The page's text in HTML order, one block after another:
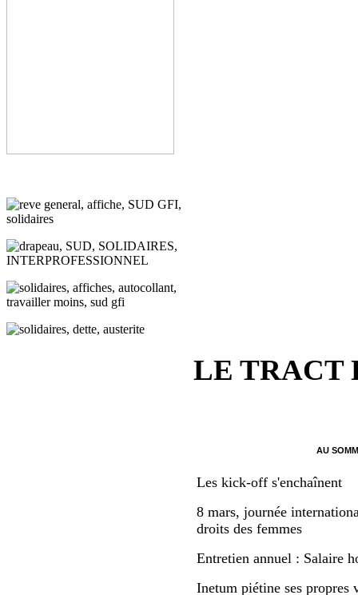
LE TRACT
AU
Les kick-off s'enchaînent
8 mars, journée
droits des femmes
Entretien annuel : Salaire
Inetum piétine ses propres